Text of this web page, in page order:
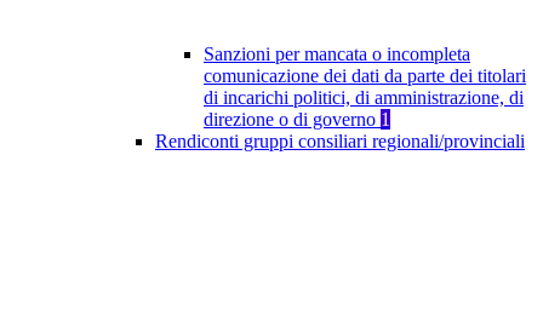
Sanzioni per mancata o incompleta
comunicazione dei dati da parte dei titolari
di incarichi politici, di amministrazione, di
direzione o di governo 1
Rendiconti gruppi consiliari regionali/provinciali